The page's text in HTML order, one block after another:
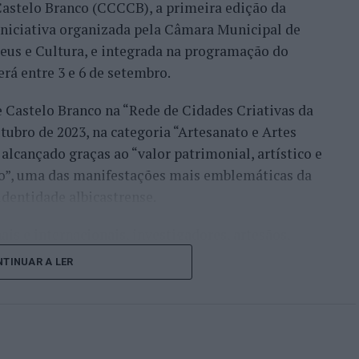
acabou eliminado pelo italiano Luciano
no quadro principal, iniciou a participação
Burruchaga, num encontro disputado em três
se na ronda inaugural. Rocha foi
Ferreira Silva discutiu a passagem à
que mais longe chegou, alcançando o
por Gonzalo Bueno. João Domingues,
Branco (CCCCB), a primeira edição da
organizada pela Câmara Municipal de
e Cultura, e integrada na programação do
entre 3 e 6 de setembro.
Branco na “Rede de Cidades Criativas da
de 2023, na categoria “Artesanato e Artes
graças ao “valor patrimonial, artístico e
uma das manifestações mais emblemáticas da
instituições de ensino superior e
da UNESCO” discutirão políticas públicas,
A LER